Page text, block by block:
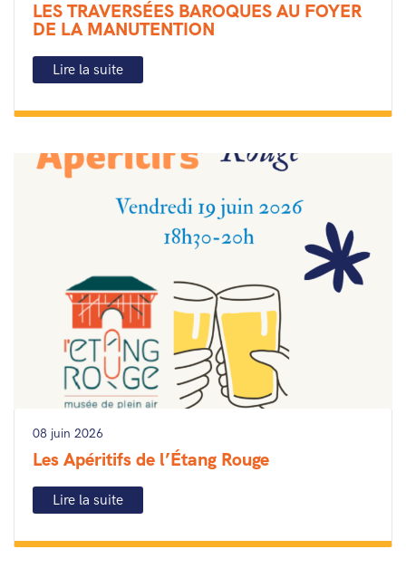
LES TRAVERSÉES BAROQUES AU FOYER
DE LA MANUTENTION
Lire la suite
08 juin 2026
Les Apéritifs de l’Étang Rouge
Lire la suite